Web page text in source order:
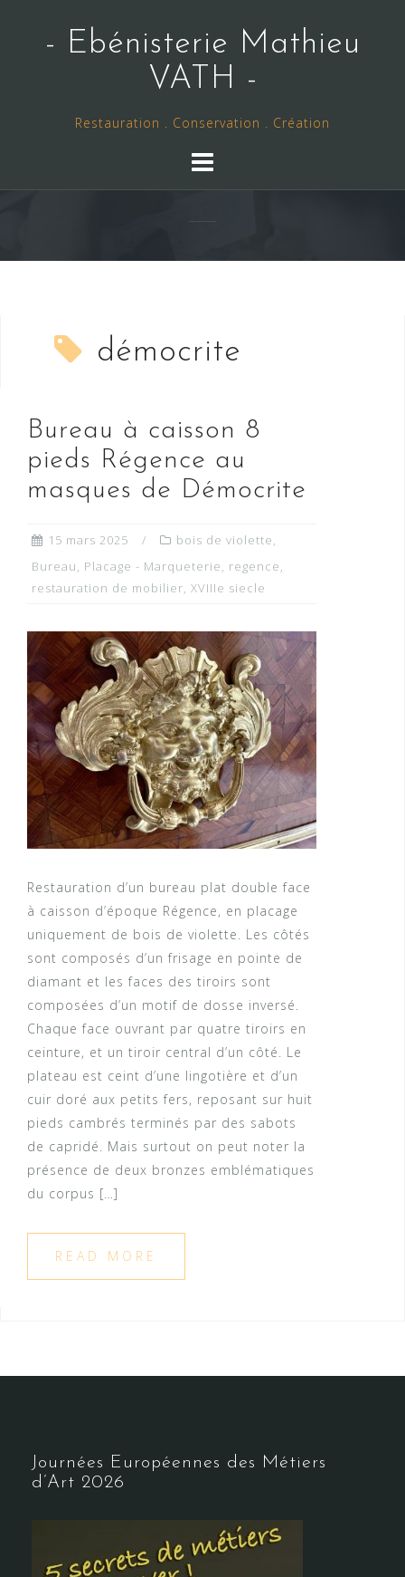
- Ebénisterie Mathieu
VATH -
Restauration . Conservation . Création
démocrite
Bureau à caisson 8
pieds Régence au
masques de Démocrite
15 mars 2025 bois de violette,
Bureau, Placage - Marqueterie, regence,
restauration de mobilier, XVIIIe siecle
Restauration d’un bureau plat double face
à caisson d’époque Régence, en placage
uniquement de bois de violette. Les côtés
sont composés d’un frisage en pointe de
diamant et les faces des tiroirs sont
composées d’un motif de dosse inversé.
Chaque face ouvrant par quatre tiroirs en
ceinture, et un tiroir central d’un côté. Le
plateau est ceint d’une lingotière et d’un
cuir doré aux petits fers, reposant sur huit
pieds cambrés terminés par des sabots
de capridé. Mais surtout on peut noter la
présence de deux bronzes emblématiques
du corpus […]
READ MORE
Journées Européennes des Métiers
d’Art 2026